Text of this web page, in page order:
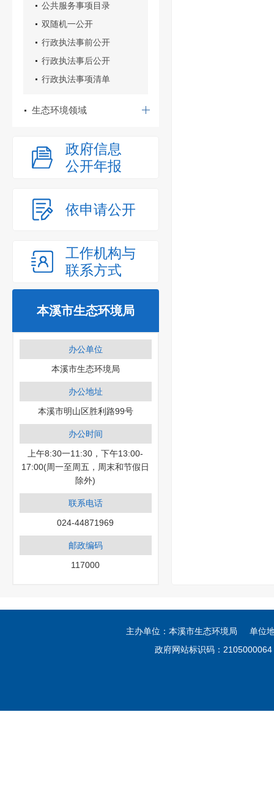
公共服务事项目录
双随机一公开
行政执法事前公开
行政执法事后公开
行政执法事项清单
生态环境领域
政府信息
公开年报
依申请公开
工作机构与
联系方式
本溪市生态环境局
办公单位
本溪市生态环境局
办公地址
本溪市明山区胜利路99号
办公时间
上午8:30一11:30，下午13:00-
17:00(周一至周五，周末和节假日
除外)
联系电话
024-44871969
邮政编码
117000
主办单位：本溪市生态环境局 单位
政府网站标识码：